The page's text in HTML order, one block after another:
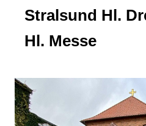
Stralsund Hl.
Hl. Messe